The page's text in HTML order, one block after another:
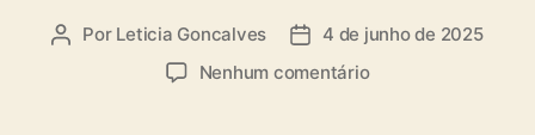
A Por Leticia Goncalves
D 4 de junho de 2025
Nenhum comentárioe